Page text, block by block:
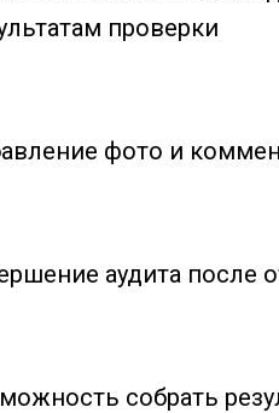
проверки
фото и
аудита после
собрать